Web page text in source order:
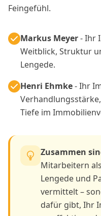
Feingefühl.
Markus Meyer- Ihr
Weitblick, Struktur
Lengede.
Henri Ehmke- Ihr
Tiefe im
Zusammen
Mitarbeitern
Lengede und
vermittelt –
dafür gibt, Ihr